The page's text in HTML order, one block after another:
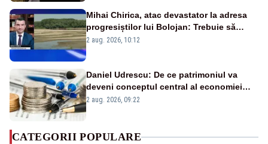
Mihai Chirica, atac devastator la adresa
progresiștilor lui Bolojan: Trebuie să
protejăm și natura, dar nu șținem omaneii
2 aug. 2026, 10:12
Daniel Udrescu: De ce patrimoniul va
deveni conceptul central al economiei
viitoare?
2 aug. 2026, 09:22
CATEGORII POPULARE